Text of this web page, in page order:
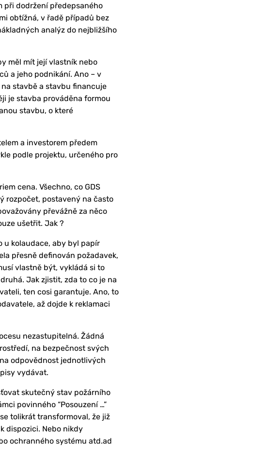
při dodržení předepsaného
obtížná, v řadě případů bez
analýz do nejbližšího
měl mít její vlastník nebo
a jeho podnikání. Ano – v
stavbě a stavbu financuje
je stavba prováděna formou
stavbu, o které
a investorem předem
podle projektu, určeného pro
cena. Všechno, co GDS
rozpočet, postavený na často
převážně za něco
ušetřit. Jak ?
u kolaudace, aby byl papír
přesně definován požadavek,
vlastně být, vykládá si to
Jak zjistit, zda to co je na
ten cosi garantuje. Ano, to
až dojde k reklamaci
nezastupitelná. Žádná
na bezpečnost svých
odpovědnost jednotlivých
vydávat.
skutečný stav požárního
povinného “Posouzení …”
tolikrát transformoval, že již
dispozici. Nebo nikdy
ochranného systému atd.ad